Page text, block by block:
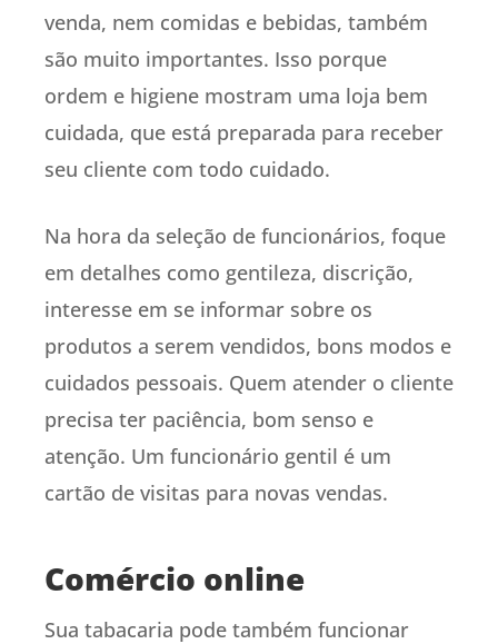
venda, nem comidas e bebidas, também
são muito importantes. Isso porque
ordem e higiene mostram uma loja bem
cuidada, que está preparada para receber
seu cliente com todo cuidado.
Na hora da seleção de funcionários, foque
em detalhes como gentileza, discrição,
interesse em se informar sobre os
produtos a serem vendidos, bons modos e
cuidados pessoais. Quem atender o cliente
precisa ter paciência, bom senso e
atenção. Um funcionário gentil é um
cartão de visitas para novas vendas.
Comércio online
Sua tabacaria pode também funcionar